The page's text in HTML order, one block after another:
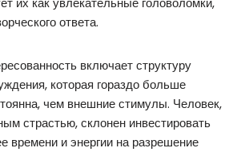
ответа.
включает структуру
которая гораздо больше
чем внешние стимулы. Человек,
страстью, склонен инвестировать
времени и энергии на разрешение